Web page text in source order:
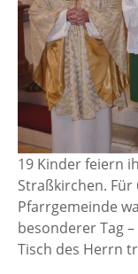
19 Kinder feiern
Straßkirchen. Für
Pfarrgemeinde
besonderer Tag
Tisch des Herrn